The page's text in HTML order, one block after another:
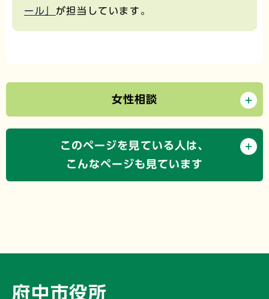
ール」 が担当しています。
女性相談
このページを見ている人は、
こんなページも見ています
府中市役所